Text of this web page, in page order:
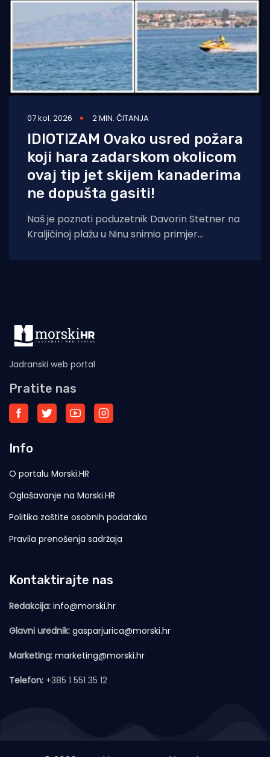
07 kol. 2026 2 MIN. ČITANJA
IDIOTIZAM Ovako usred požara
koji hara zadarskom okolicom
ovaj tip jet skijem kanaderima
ne dopušta gasiti!
Naš je poznati poduzetnik Davorin Stetner na
Kraljičinoj plažu u Ninu snimio primjer
Jadranski web portal
Pratite nas
Info
O portalu Morski.HR
Oglašavanje na Morski.HR
Politika zaštite osobnih podataka
Pravila prenošenja sadržaja
Kontaktirajte nas
Redakcija: info@morski.hr
Glavni urednik: gasparjurica@morski.hr
Marketing: marketing@morski.hr
Telefon: +385 1 551 35 12